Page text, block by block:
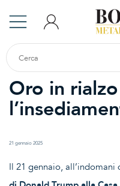
Oro in
21 gennaio 2025
Il 21 gennaio, all’indomani